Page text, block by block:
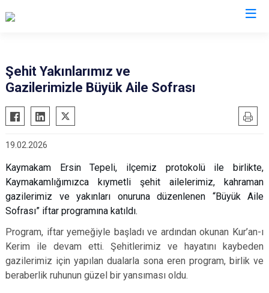
Almus
Artova
Erbaa
Niksar
Pazar
Reşadiye
Zile
Şehit Yakınlarımız ve
Gazilerimizle Büyük Aile Sofrası
19.02.2026
Kaymakam Ersin Tepeli, ilçemiz protokolü ile birlikte,
Kaymakamlığımızca kıymetli şehit ailelerimiz, kahraman
gazilerimiz ve yakınları onuruna düzenlenen “Büyük Aile
Sofrası” iftar programına katıldı.
Program, iftar yemeğiyle başladı ve ardından okunan Kur’an-ı
Kerim ile devam etti. Şehitlerimiz ve hayatını kaybeden
gazilerimiz için yapılan dualarla sona eren program, birlik ve
beraberlik ruhunun güzel bir yansıması oldu.